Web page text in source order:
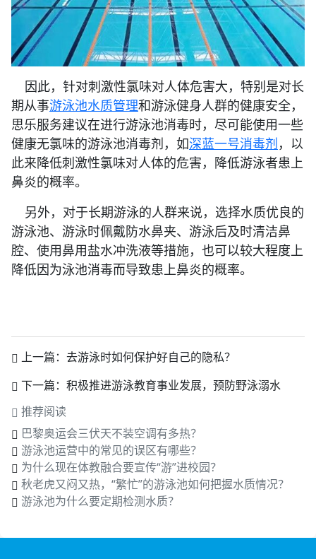
因此，针对刺激性氯味对人体危害大，特别是对长
期从事游泳池水质管理和游泳健身人群的健康安全，
思乐服务建议在进行游泳池消毒时，尽可能使用一些
健康无氯味的游泳池消毒剂，如深蓝一号消毒剂 ，以
此来降低刺激性氯味对人体的危害，降低游泳者患上
鼻炎的概率。
另外，对于长期游泳的人群来说，选择水质优良的
游泳池、游泳时佩戴防水鼻夹、游泳后及时清洁鼻
腔、使用鼻用盐水冲洗液等措施，也可以较大程度上
降低因为泳池消毒而导致患上鼻炎的概率。
上一篇： 去游泳时如何保护好自己的隐私？
下一篇： 积极推进游泳教育事业发展，预防野泳溺水
推荐阅读
巴黎奥运会三伏天不装空调有多热？
游泳池运营中的常见的误区有哪些？
为什么现在体教融合要宣传“游”进校园？
秋老虎又闷又热，“繁忙”的游泳池如何把握水质情况？
游泳池为什么要定期检测水质？